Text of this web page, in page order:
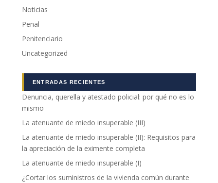
Noticias
Penal
Penitenciario
Uncategorized
ENTRADAS RECIENTES
Denuncia, querella y atestado policial: por qué no es lo
mismo
La atenuante de miedo insuperable (III)
La atenuante de miedo insuperable (II): Requisitos para
la apreciación de la eximente completa
La atenuante de miedo insuperable (I)
¿Cortar los suministros de la vivienda común durante
Experiencia
Para que
funcione lo
mejor posible
rechaza estas
cookies,
algunas
funcionalidades
de la web.
Marketing
intereses y